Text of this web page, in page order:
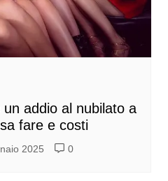
addio al nubilato a
fare e costi
2025 0